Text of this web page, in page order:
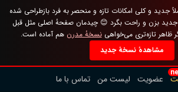
جدید و کلی امکانات تازه و منحصر به فرد بازطراحی شده
بزن و راحت بگرد 😊 چیدمان صفحهٔ اصلی مثل قبل
ظاهر تازه‌تری می‌خواهینسخهٔ مدرن هم آماده است.
مشاهدهٔ نسخهٔ جدید
عضویت لیست من تماس با ما